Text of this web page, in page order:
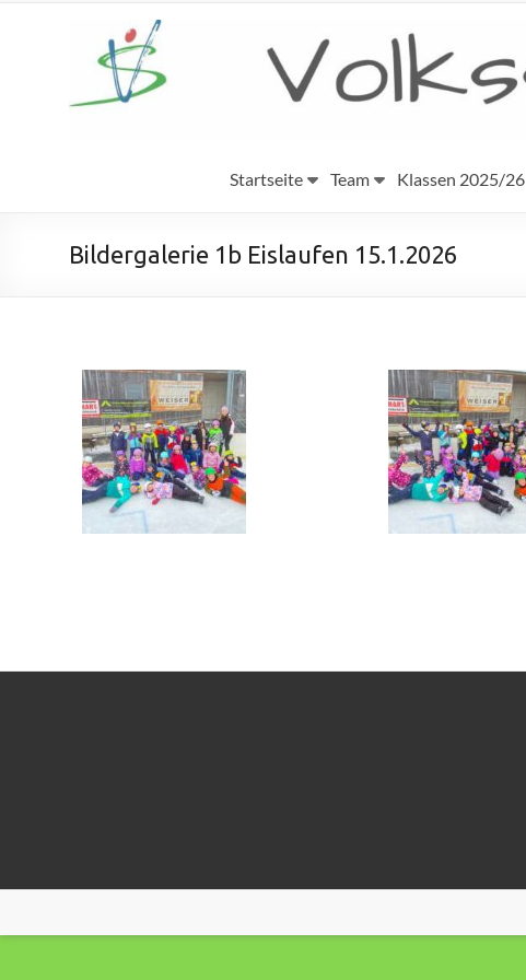
Startseite Team Klassen 2025/26
Bildergalerie 1b Eislaufen 15.1.2026